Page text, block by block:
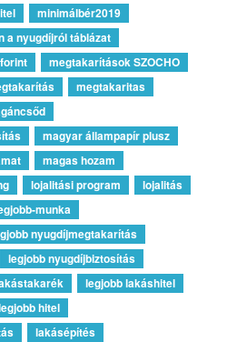
minimálbér2019
a nyugdíjról táblázat
megtakarítások SZOCHO
megtakaritas
magyar állampapír plusz
magas hozam
lojalitási program
lojalitás
munka
nyugdíjmegtakarítás
legjobb nyugdíjbiztosítás
legjobb lakáshitel
hitel
lakásépítés